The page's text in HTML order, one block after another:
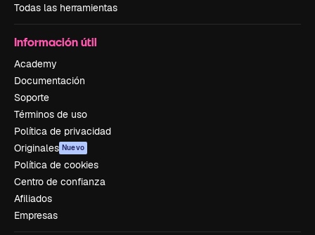
Todas las herramientas
Información útil
Academy
Documentación
Soporte
Términos de uso
Política de privacidad
Originales Nuevo
Política de cookies
Centro de confianza
Afiliados
Empresas